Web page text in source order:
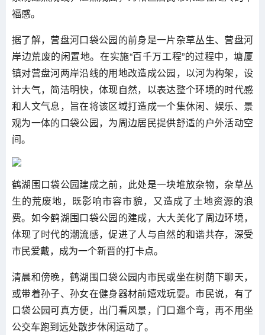
福感。
据了解，营盘河口袋公园的前身是一片杂草丛生、营盘河
岸边荒废的闲置地。在实施“百千万工程”的过程中，塘厦
镇对营盘河两岸沿线的用地改造成公园，以河为构架，设
计大气，简洁明快，体现自然，以表达整个环境的时代感
和人文气息，旨在将该区域打造成一个集休闲、娱乐、景
观为一体的口袋公园，为周边居民提供舒适的户外活动空
间。
鹤湖围口袋公园建成之前，此处是一块堆放杂物，杂草丛
生的荒废地，既影响市容市貌，又造成了土地资源的浪
费。如今鹤湖围口袋公园的建成，大大美化了周边环境，
体现了时代的潮流感，促进了人与自然的和谐共存，深受
市民爱戴，成为一个新晋的打卡点。
清晨和傍晚，鹤湖围口袋公园内市民或坐在树荫下聊天，
或带着孙子、孙女在健身器材前嬉戏玩耍。市民说，有了
口袋公园可真方便，出门看风景，门口遛个弯，再不用坐
公交车跑到远处散步休闲运动了。